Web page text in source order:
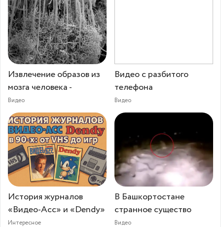
Извлечение образов из
мозга человека -
Видео
Видео с разбитого
телефона
Видео
История журналов
«Видео-Асс» и «Dendy»
Интересное
В Башкортостане
странное существо
Видео